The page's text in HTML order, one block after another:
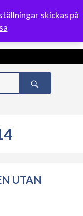
skickas på
0
UTAN